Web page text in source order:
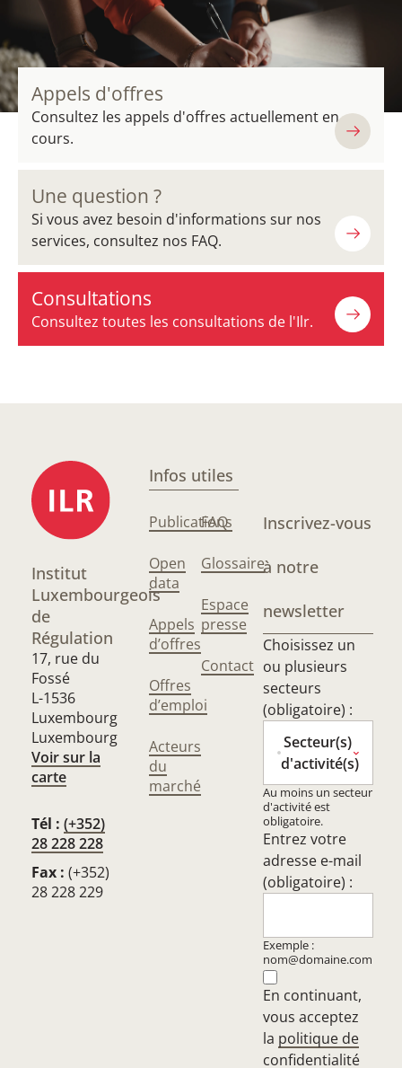
Appels d'offres
Consultez les appels d'offres actuellement en
cours.
Une question ?
Si vous avez besoin d'informations sur nos
services, consultez nos FAQ.
Consultations
Consultez toutes les consultations de l'Ilr.
Institut
Luxembourgeois
de
Régulation
17, rue du
Fossé
L-1536
Luxembourg
Luxembourg
Voir sur la
carte
Tél : (+352)
28 228 228
Fax : (+352)
28 228 229
Infos utiles
Publications
Open
data
Appels
d’offres
Offres
d’emploi
Acteurs
du
marché
FAQ
Glossaire
Espace
presse
Contact
Inscrivez-vous
à notre
newsletter
Choisissez un
ou plusieurs
secteurs
(obligatoire) :
Secteur(s)
d'activité(s)
Au moins un secteur
d'activité est
obligatoire.
Entrez votre
adresse e-mail
(obligatoire) :
Exemple :
nom@domaine.com
En continuant,
vous acceptez
la politique de
confidentialité